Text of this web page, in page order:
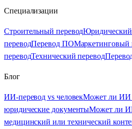
Специализации
Строительный переводЮридический
переводПеревод ПОМаркетинговый
переводТехнический перевод
Блог
ИИ-перевод vs человекМожет ли ИИ
юридические документыМожет ли
медицинский или технический